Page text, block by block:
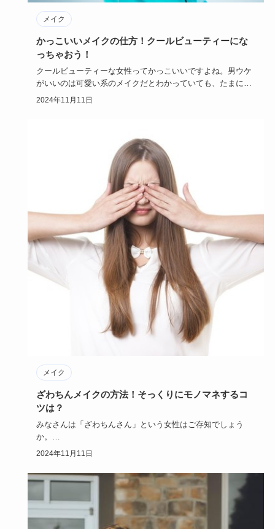
メイク
かっこいいメイクの仕方！クールビューティーにな
っちゃおう！
クールビューティーな女性ってかっこいいですよね。男ウケ
がいいのは可愛い系のメイクだとわかっていても、たまには
かっこいいクー…
2024年11月11日
メイク
ざわちんメイクの方法！そっくりにモノマネするコ
ツは？
みなさんは「ざわちんさん」という女性はご存知でしょう
か。
ざわちんさんはものまねメイク方法がとても有名で、ものま
2024年11月11日